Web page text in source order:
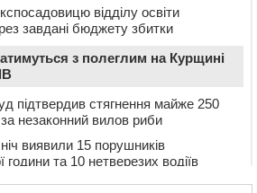
відділу освіти
завдані бюджету збитки
з полеглим на Курщині
підтвердив стягнення майже 250
незаконний вилов риби
виявили 15 порушників
години та 10 нетверезих водіїв
водійка збила пішохода, який